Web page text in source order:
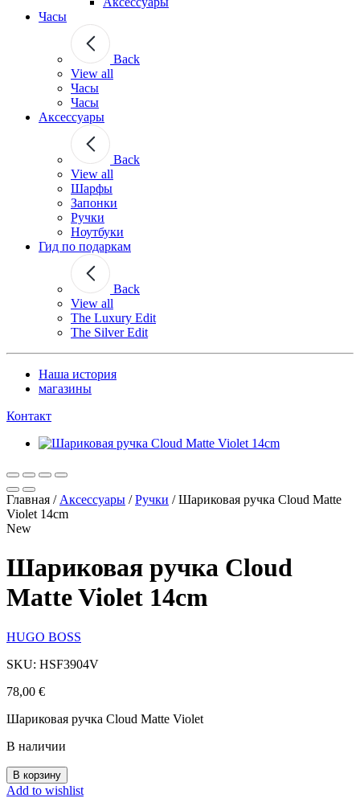
Часы
Back
View all
Часы
Часы
Аксессуары
Back
View all
Шарфы
Запонки
Ручки
Ноутбуки
Гид по подаркам
Back
View all
The Luxury Edit
The Silver Edit
Наша история
магазины
Контакт
Главная / Аксессуары /Ручки /Шариковая ручка Cloud Matte
Violet 14cm
New
Шариковая ручка Cloud
Matte Violet 14cm
HUGO BOSS
SKU: HSF3904V
78,00 €
Шариковая ручка Cloud Matte Violet
В наличии
В корзину
Add to wishlist